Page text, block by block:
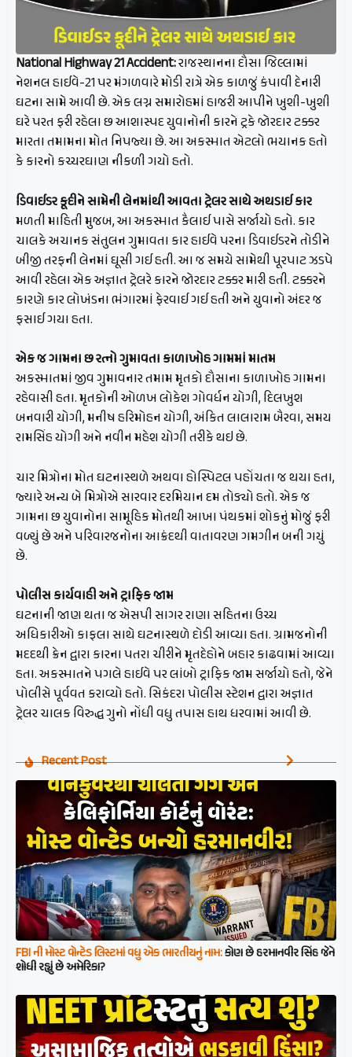
National Highway 21 Accident:રાજસ્થાનના દૌસા જિલ્લામાં
નેશનલ હાઈવે-21 પર મંગળવારે મોડી રાત્રે એક કાળજું કંપાવી દેનારી
ઘટના સામે આવી છે. એક લગ્ન સમારોહમાં હાજરી આપીને ખુશી-ખુશી
ઘરે પરત ફરી રહેલા છ આશાસ્પદ યુવાનોની કારને ટ્રકે જોરદાર ટક્કર
મારતા તમામના મોત નિપજ્યા છે. આ અકસ્માત એટલો ભયાનક હતો
કે કારનો કચ્ચરઘાણ નીકળી ગયો હતો.
ડિવાઈડર કૂદીને સામેની લેનમાંથી આવતા ટ્રેલર સાથે અથડાઈ કાર
મળતી માહિતી મુજબ, આ અકસ્માત કૈલાઈ પાસે સર્જાયો હતો. કાર
ચાલકે અચાનક સંતુલન ગુમાવતા કાર હાઈવે પરના ડિવાઈડરને તોડીને
બીજી તરફની લેનમાં ઘૂસી ગઈ હતી. આ જ સમયે સામેથી પૂરપાટ ઝડપે
આવી રહેલા એક અજ્ઞાત ટ્રેલરે કારને જોરદાર ટક્કર મારી હતી. ટક્કરને
કારણે કાર લોખંડના ભંગારમાં ફેરવાઈ ગઈ હતી અને યુવાનો અંદર જ
ફસાઈ ગયા હતા.
એક જ ગામના છ રત્નો ગુમાવતા કાળાખોહ ગામમાં માતમ
અકસ્માતમાં જીવ ગુમાવનાર તમામ મૃતકો દૌસાના કાળાખોહ ગામના
રહેવાસી હતા. મૃતકોની ઓળખ લોકેશ ગોવર્ધન યોગી, દિલખુશ
બનવારી યોગી, મનીષ હરિમોહન યોગી, અંકિત લાલારામ બૈરવા, સમય
રામસિંહ યોગી અને નવીન મહેશ યોગી તરીકે થઇ છે.
ચાર મિત્રોના મોત ઘટનાસ્થળે અથવા હોસ્પિટલ પહોંચતા જ થયા હતા,
જ્યારે અન્ય બે મિત્રોએ સારવાર દરમિયાન દમ તોડ્યો હતો. એક જ
ગામના છ યુવાનોના સામૂહિક મોતથી આખા પંથકમાં શોકનું મોજું ફરી
વળ્યું છે અને પરિવારજનોના આક્રંદથી વાતાવરણ ગમગીન બની ગયું
છે.
પોલીસ કાર્યવાહી અને ટ્રાફિક જામ
ઘટનાની જાણ થતા જ એસપી સાગર રાણા સહિતના ઉચ્ચ
અધિકારીઓ કાફલા સાથે ઘટનાસ્થળે દોડી આવ્યા હતા. ગ્રામજનોની
મદદથી ક્રેન દ્વારા કારના પતરા ચીરીને મૃતદેહોને બહાર કાઢવામાં આવ્યા
હતા. અકસ્માતને પગલે હાઈવે પર લાંબો ટ્રાફિક જામ સર્જાયો હતો, જેને
પોલીસે પૂર્વવત કરાવ્યો હતો. સિકંદરા પોલીસ સ્ટેશન દ્વારા અજ્ઞાત
ટ્રેલર ચાલક વિરુદ્ધ ગુનો નોંધી વધુ તપાસ હાથ ધરવામાં આવી છે.
Recent Post
FBI ની મોસ્ટ વોન્ટેડ લિસ્ટમાં વધુ એક ભારતીયનું નામ:કોણ છે હરમાનવીર સિંહ જેને
શોધી રહ્યું છે અમેરિકા?